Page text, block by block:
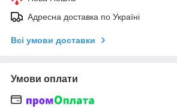
Адресна доставка по Україні
Всі умови доставки
Умови оплати